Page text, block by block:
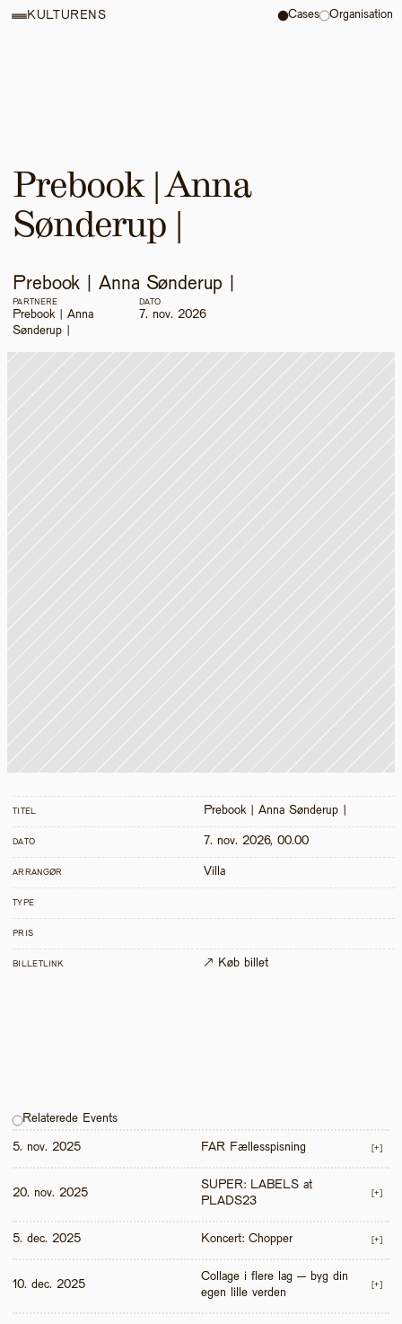
Prebook | Anna
Sønderup |
Prebook | Anna Sønderup |
PARTNERE
Prebook | Anna
Sønderup |
DATO
7. nov. 2026
TITEL Prebook | Anna Sønderup |
DATO 7. nov. 2026, 00.00
ARRANGØR Villa
TYPE
PRIS
BILLETLINK ↗ Køb billet
Relaterede Events
5. nov. 2025 FAR Fællesspisning [+]
20. nov. 2025
SUPER: LABELS at
PLADS23
[+]
5. dec. 2025 Koncert: Chopper [+]
10. dec. 2025
Collage i flere lag – byg din
egen lille verden
[+]
KULTURENS Cases Organisation